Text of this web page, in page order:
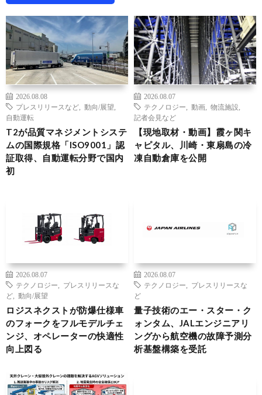
2026.08.08
プレスリリースなど
動向/展望
自動運転
T2が品質マネジメントシステ
ムの国際規格「ISO9001」認
証取得、自動運転分野で国内
初
2026.08.07
テクノロジー
動画 物流施設
記者会見など
【現地取材・動画】霞ヶ関キ
ャピタル、川崎・東扇島の冷
凍自動倉庫を公開
2026.08.07
テクノロジー
プレスリリースな
ど
動向/展望
ロジスネクストが防爆仕様車
のフォークをフルモデルチェ
ンジ、オペレーターの快適性
向上図る
2026.08.07
テクノロジー
プレスリリースな
ど
量子技術のエー・スター・ク
ォンタム、JALエンジニアリ
ングから航空機の故障予測分
析基盤構築を受託